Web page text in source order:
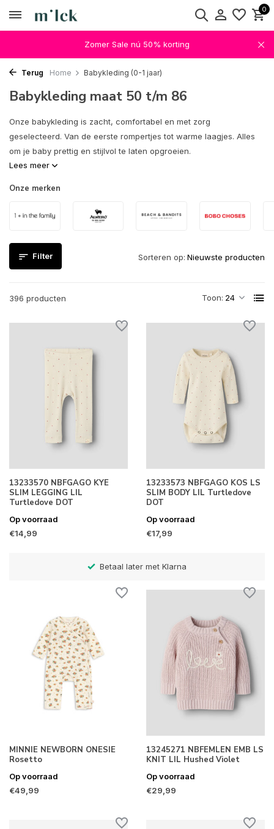
0
Zomer Sale nú 50% korting
Terug Home Babykleding (0-1 jaar)
Babykleding maat 50 t/m 86
Onze babykleding is zacht, comfortabel en met zorg
geselecteerd. Van de eerste rompertjes tot warme laagjes. Alles
om je baby prettig en stijlvol te laten opgroeien.
Lees meer
Onze merken
Filter
396 producten Toon:
Sorteren op:
13233570 NBFGAGO KYE
SLIM LEGGING LIL
Turtledove DOT
Op voorraad
€14,99
13233573 NBFGAGO KOS LS
SLIM BODY LIL Turtledove
DOT
Op voorraad
€17,99
Betaal later met Klarna
MINNIE NEWBORN ONESIE
Rosetto
Op voorraad
€49,99
13245271 NBFEMLEN EMB LS
KNIT LIL Hushed Violet
Op voorraad
€29,99